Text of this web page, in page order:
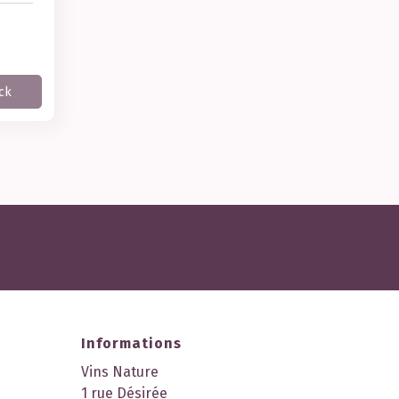
Informations
Vins Nature
1 rue Désirée